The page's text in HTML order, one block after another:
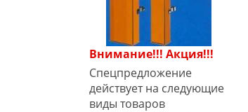
Внимание!!! Акция!!!
Спецпредложение
действует на следующие
виды товаров